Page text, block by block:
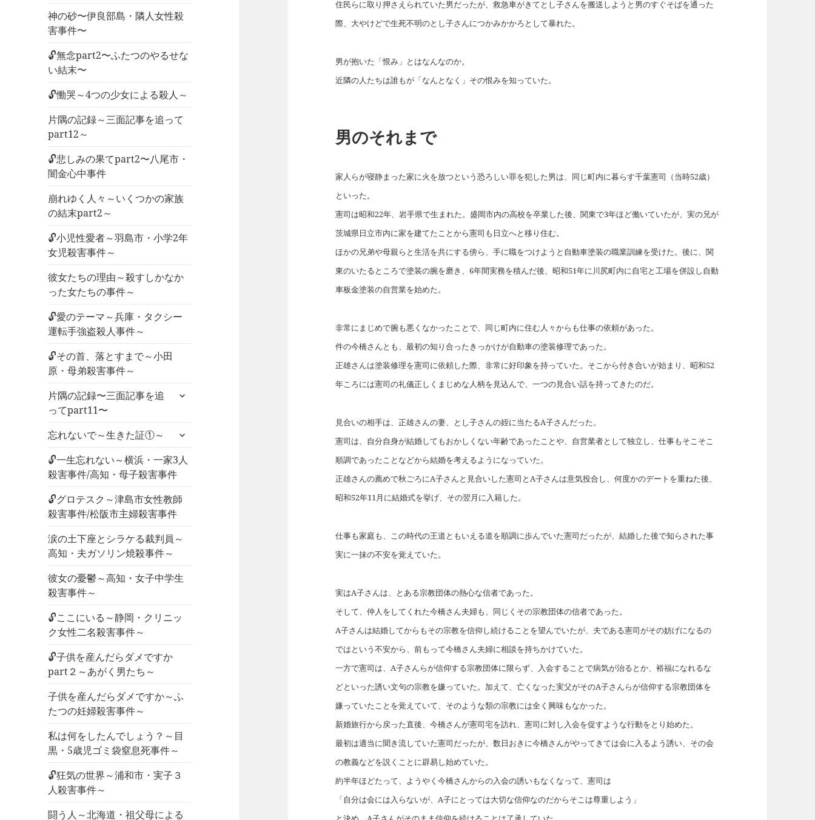
神の砂〜伊良部島・隣人女性殺
害事件〜
🔓無念part2〜ふたつのやるせな
い結末〜
🔓慟哭～4つの少女による殺人～
片隅の記録～三面記事を追って
part12～
🔓悲しみの果てpart2〜八尾市・
闇金心中事件
崩れゆく人々～いくつかの家族
の結末part2～
🔓小児性愛者～羽島市・小学2年
女児殺害事件～
彼女たちの理由～殺すしかなか
った女たちの事件～
🔓愛のテーマ～兵庫・タクシー
運転手強盗殺人事件～
🔓その首、落とすまで～小田
原・母弟殺害事件～
片隅の記録〜三面記事を追
ってpart11〜
サ
ニ
ー
を
開
忘れないで～生きた証①～
サ
メ
ニ
ー
を
開
🔓一生忘れない～横浜・一家3人
殺害事件/高知・母子殺害事件
🔓グロテスク～津島市女性教師
殺害事件/松阪市主婦殺害事件
涙の土下座とシラケる裁判員～
高知・夫ガソリン焼殺事件～
彼女の憂鬱～高知・女子中学生
殺害事件～
🔓ここにいる～静岡・クリニッ
ク女性二名殺害事件～
🔓子供を産んだらダメですか
part２～あがく男たち～
子供を産んだらダメですか～ふ
たつの妊婦殺害事件～
私は何をしたんでしょう？～目
黒・5歳児ゴミ袋窒息死事件～
🔓狂気の世界～浦和市・実子３
人殺害事件～
闘う人～北海道・祖父母による
住民らに取り押さえられていた男だったが、救急車がきてとし子さんを搬送しようと男のすぐそばを通った
際、大やけどで生死不明のとし子さんにつかみかかろとして暴れた。
男が抱いた「恨み」とはなんなのか。
近隣の人たちは誰もが「なんとなく」その恨みを知っていた。
男のそれまで
家人らが寝静まった家に火を放つという恐ろしい罪を犯した男は、同じ町内に暮らす千葉憲司（当時52歳）
といった。
憲司は昭和22年、岩手県で生まれた。盛岡市内の高校を卒業した後、関東で3年ほど働いていたが、実の兄が
茨城県日立市内に家を建てたことから憲司も日立へと移り住む。
ほかの兄弟や母親らと生活を共にする傍ら、手に職をつけようと自動車塗装の職業訓練を受けた。後に、関
東のいたるところで塗装の腕を磨き、6年間実務を積んだ後、昭和51年に川尻町内に自宅と工場を併設し自動
車板金塗装の自営業を始めた。
非常にまじめで腕も悪くなかったことで、同じ町内に住む人々からも仕事の依頼があった。
件の今橋さんとも、最初の知り合ったきっかけが自動車の塗装修理であった。
正雄さんは塗装修理を憲司に依頼した際、非常に好印象を持っていた。そこから付き合いが始まり、昭和52
年ころには憲司の礼儀正しくまじめな人柄を見込んで、一つの見合い話を持ってきたのだ。
見合いの相手は、正雄さんの妻、とし子さんの姪に当たるA子さんだった。
憲司は、自分自身が結婚してもおかしくない年齢であったことや、自営業者として独立し、仕事もそこそこ
順調であったことなどから結婚を考えるようになっていた。
正雄さんの薦めで秋ごろにA子さんと見合いした憲司とA子さんは意気投合し、何度かのデートを重ねた後、
昭和52年11月に結婚式を挙げ、その翌月に入籍した。
仕事も家庭も、この時代の王道ともいえる道を順調に歩んでいた憲司だったが、結婚した後で知らされた事
実に一抹の不安を覚えていた。
実はA子さんは、とある宗教団体の熱心な信者であった。
そして、仲人をしてくれた今橋さん夫婦も、同じくその宗教団体の信者であった。
A子さんは結婚してからもその宗教を信仰し続けることを望んでいたが、夫である憲司がその妨げになるの
ではという不安から、前もって今橋さん夫婦に相談を持ちかけていた。
一方で憲司は、A子さんらが信仰する宗教団体に限らず、入会することで病気が治るとか、裕福になれるな
どといった誘い文句の宗教を嫌っていた。加えて、亡くなった実父がそのA子さんらが信仰する宗教団体を
嫌っていたことを覚えていて、そのような類の宗教には全く興味もなかった。
新婚旅行から戻った直後、今橋さんが憲司宅を訪れ、憲司に対し入会を促すような行動をとり始めた。
最初は適当に聞き流していた憲司だったが、数日おきに今橋さんがやってきては会に入るよう誘い、その会
の教義などを説くことに辟易し始めていた。
約半年ほどたって、ようやく今橋さんからの入会の誘いもなくなって、憲司は
「自分は会には入らないが、A子にとっては大切な信仰なのだからそこは尊重しよう」